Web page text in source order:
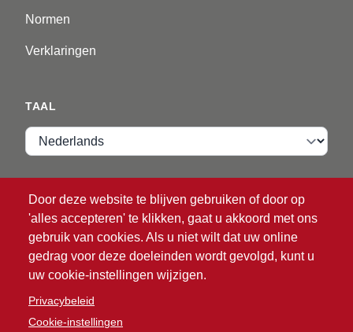
Normen
Verklaringen
Door deze website te blijven gebruiken of door op
'alles accepteren' te klikken, gaat u akkoord met ons
gebruik van cookies. Als u niet wilt dat uw online
gedrag voor deze doeleinden wordt gevolgd, kunt u
uw cookie-instellingen wijzigen.
Privacybeleid
Cookie-instellingen
TAAL
Taal
Inloggen